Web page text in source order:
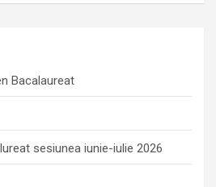
Bacalaureat
sesiunea iunie-iulie 2026